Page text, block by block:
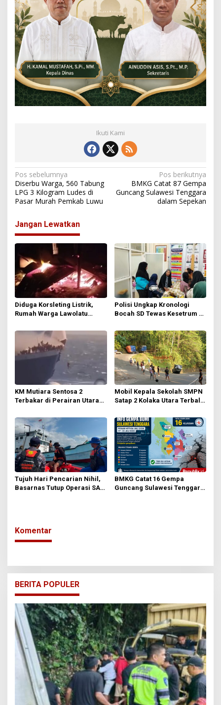
Ikuti Kami
N
a
v
i
g
a
s
i
p
o
s
Pos sebelumnya
Diserbu Warga, 560 Tabung
LPG 3 Kilogram Ludes di
Pasar Murah Pemkab Luwu
Pos berikutnya
BMKG Catat 87 Gempa
Guncang Sulawesi Tenggara
dalam Sepekan
Jangan Lewatkan
Diduga Korsleting Listrik,
Rumah Warga Lawolatu
Polisi Ungkap Kronologi
Bocah SD Tewas Kesetrum di
KM Mutiara Sentosa 2
Terbakar di Perairan Utara
Penumpang Dievakuasi
Mobil Kepala Sekolah SMPN
Satap 2 Kolaka Utara Terbalik
Tamborasi
Tujuh Hari Pencarian Nihil,
Basarnas Tutup Operasi SAR
BMKG Catat 16 Gempa
Guncang Sulawesi Tenggara
Komentar
BERITA POPULER